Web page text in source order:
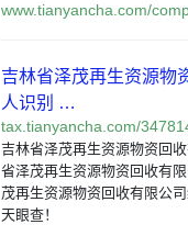
www.tianyancha.com/
吉林省泽茂再生资源物
人识别 …
tax.tianyancha.com/
吉林省泽茂再生资源物资回
省泽茂再生资源物资回收有
茂再生资源物资回收有限公
天眼查！